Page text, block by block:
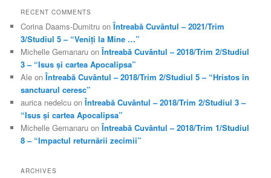
RECENT COMMENTS
Corina Daams-Dumitru onÎntreabă Cuvântul – 2021/Trim
3/Studiul 5 – “Veniți la Mine …”
Michelle Gemanaru onÎntreabă Cuvântul – 2018/Trim 2/Studiul
3 – “Isus și cartea Apocalipsa”
Ale onÎntreabă Cuvântul – 2018/Trim 2/Studiul 5 – “Hristos în
sanctuarul ceresc”
aurica nedelcu onÎntreabă Cuvântul – 2018/Trim 2/Studiul 3 –
“Isus și cartea Apocalipsa”
Michelle Gemanaru onÎntreabă Cuvântul – 2018/Trim 1/Studiul
8 – “Impactul returnării zecimii”
ARCHIVES